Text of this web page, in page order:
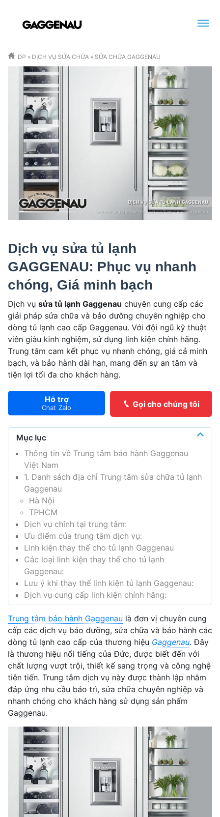
DP » DỊCH VỤ SỬA CHỮA » SỬA CHỮA GAGGENAU
Dịch vụ sửa tủ lạnh
GAGGENAU: Phục vụ nhanh
chóng, Giá minh bạch
Dịch vụ sửa tủ lạnh Gaggenau chuyên cung cấp các
giải pháp sửa chữa và bảo dưỡng chuyên nghiệp cho
dòng tủ lạnh cao cấp Gaggenau. Với đội ngũ kỹ thuật
viên giàu kinh nghiệm, sử dụng linh kiện chính hãng.
Trung tâm cam kết phục vụ nhanh chóng, giá cả minh
bạch, và bảo hành dài hạn, mang đến sự an tâm và
tiện lợi tối đa cho khách hàng.
Gọi cho chúng tôi
Hỗ trợ
Chat Zalo
Mục lục
Thông tin về Trung tâm bảo hành Gaggenau
Việt Nam
1. Danh sách địa chỉ Trung tâm sửa chữa tủ lạnh
Gaggenau
Hà Nội
TPHCM
Dịch vụ chính tại trung tâm:
Ưu điểm của trung tâm dịch vụ:
Linh kiện thay thế cho tủ lạnh Gaggenau
Các loại linh kiện thay thế cho tủ lạnh
Gaggenau:
Lưu ý khi thay thế linh kiện tủ lạnh Gaggenau:
Dịch vụ cung cấp linh kiện chính hãng:
Trung tâm bảo hành Gaggenau là đơn vị chuyên cung
cấp các dịch vụ bảo dưỡng, sửa chữa và bảo hành các
dòng tủ lạnh cao cấp của thương hiệu Gaggenau. Đây
là thương hiệu nổi tiếng của Đức, được biết đến với
chất lượng vượt trội, thiết kế sang trọng và công nghệ
tiên tiến. Trung tâm dịch vụ này được thành lập nhằm
đáp ứng nhu cầu bảo trì, sửa chữa chuyên nghiệp và
nhanh chóng cho khách hàng sử dụng sản phẩm
Gaggenau.